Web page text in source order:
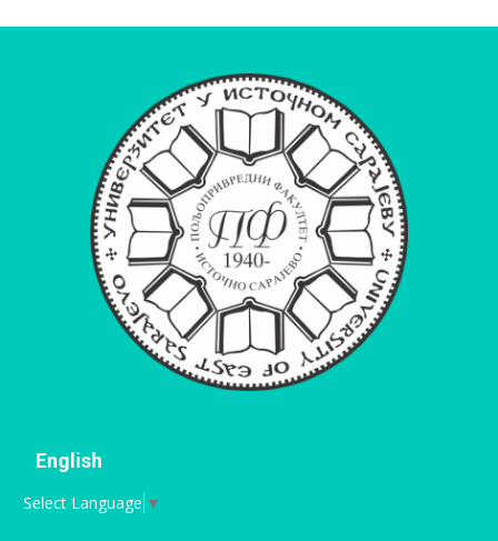
English
Select Language ▼